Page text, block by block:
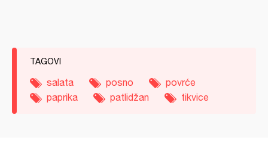
TAGOVI
salata posno
povrće
paprika
patlidžan tikvice